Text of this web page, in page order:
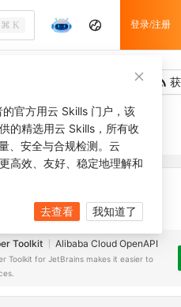
⌘ K 登录/注册
确保已创建JetBrains IDE
Toolkit Alibaba Cloud OpenAPI
Toolkit for JetBrains makes it easier to
官方用云 Skills 门户，该
的精选用云 Skills，所有收
、安全与合规检测。云
高效、友好、稳定地理解和
去查看 我知道了